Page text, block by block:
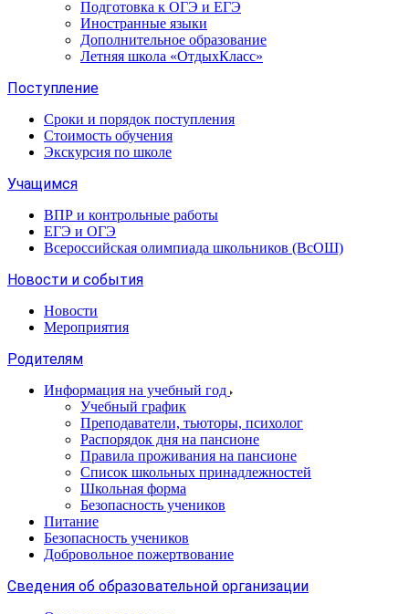
Подготовка к ОГЭ и ЕГЭ
Иностранные языки
Дополнительное образование
Летняя школа «ОтдыхКласс»
Поступление
Сроки и порядок поступления
Стоимость обучения
Экскурсия по школе
Учащимся
ВПР и контрольные работы
ЕГЭ и ОГЭ
Всероссийская олимпиада школьников (ВсОШ)
Новости и события
Новости
Мероприятия
Родителям
Информация на учебный год
Учебный график
Преподаватели, тьюторы, психолог
Распорядок дня на пансионе
Правила проживания на пансионе
Список школьных принадлежностей
Школьная форма
Безопасность учеников
Питание
Безопасность учеников
Добровольное пожертвование
Сведения об образовательной организации